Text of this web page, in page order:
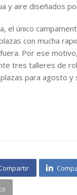
y aire diseñados
el único
con mucha
Por ese
tres talleres de
para agosto y